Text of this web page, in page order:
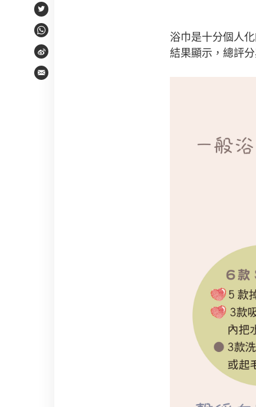
Twitter
WhatsApp
Weibo
Email
浴巾是十分個人
結果顯示，總評